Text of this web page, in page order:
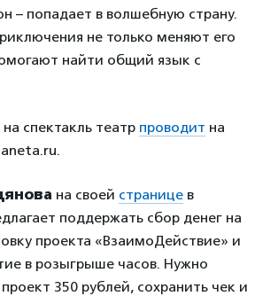
– попадает в волшебную страну.
не только меняют его
найти общий язык с
спектакль театр проводит на
на своей странице в
поддержать сбор денег на
проекта «ВзаимоДействие» и
в розыгрыше часов. Нужно
350 рублей, сохранить чек и